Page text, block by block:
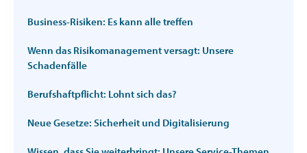
Business-Risiken: Es kann alle treffen
Wenn das Risikomanagement versagt: Unsere
Schadenfälle
Berufshaftpflicht: Lohnt sich das?
Neue Gesetze: Sicherheit und Digitalisierung